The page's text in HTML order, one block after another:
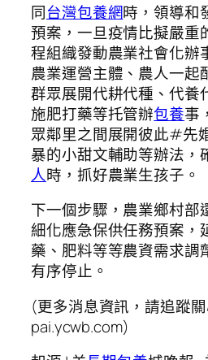
同台灣包養網時，領導和
預案，一旦疫情比擬嚴重
程組織發動農業社會化辦
農業運營主體、農人一起
群眾展開代耕代種、代養
施肥打藥等托管辦包養事
眾鄰里之間展開彼此#先
暴的小甜文輔助等辦法，
人時，抓好農業生孩子。
下一個步驟，農業鄉村部
細化應急保供任務預案，
藥、肥料等等農資需求調
有序停止。
(更多消息資訊，請追蹤
pai.ycwb.com)